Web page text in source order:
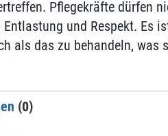
Pflegekräfte dürfen
und Respekt. Es
als das zu behandeln, was
(0)